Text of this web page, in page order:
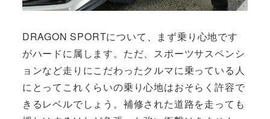
DRAGON SPORTについて、まず乗り心地です
がハードに属します。ただ、スポーツサスペンシ
ョンなど走りにこだわったクルマに乗っている人
にとってこれくらいの乗り心地はおそらく許容で
きるレベルでしょう。補修された道路を走っても